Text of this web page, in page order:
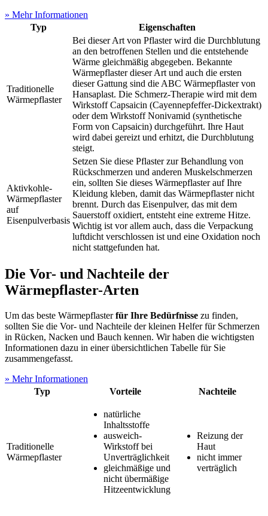
» Mehr Informationen
Typ
Eigenschaften
Traditionelle
Wärmepflaster
Bei dieser Art von Pflaster wird die Durchblutung
an den betroffenen Stellen und die entstehende
Wärme gleichmäßig abgegeben. Bekannte
Wärmepflaster dieser Art und auch die ersten
dieser Gattung sind die ABC Wärmepflaster von
Hansaplast. Die Schmerz-Therapie wird mit dem
Wirkstoff Capsaicin (Cayennepfeffer-Dickextrakt)
oder dem Wirkstoff Nonivamid (synthetische
Form von Capsaicin) durchgeführt. Ihre Haut
wird dabei gereizt und erhitzt, die Durchblutung
steigt.
Aktivkohle-
Wärmepflaster
auf
Eisenpulverbasis
Setzen Sie diese Pflaster zur Behandlung von
Rückschmerzen und anderen Muskelschmerzen
ein, sollten Sie dieses Wärmepflaster auf Ihre
Kleidung kleben, damit das Wärmepflaster nicht
brennt. Durch das Eisenpulver, das mit dem
Sauerstoff oxidiert, entsteht eine extreme Hitze.
Wichtig ist vor allem auch, dass die Verpackung
luftdicht verschlossen ist und eine Oxidation noch
nicht stattgefunden hat.
Die Vor- und Nachteile der
Wärmepflaster-Arten
Um das beste Wärmepflasterfür Ihre Bedürfnisse zu finden,
sollten Sie die Vor- und Nachteile der kleinen Helfer für Schmerzen
in Rücken, Nacken und Bauch kennen. Wir haben die wichtigsten
Informationen dazu in einer übersichtlichen Tabelle für Sie
zusammengefasst.
» Mehr Informationen
Typ
Vorteile Nachteile
Traditionelle
Wärmepflaster
natürliche
Inhaltsstoffe
ausweich-
Wirkstoff bei
Unverträglichkeit
gleichmäßige und
nicht übermäßige
Hitzeentwicklung
Reizung der
Haut
nicht immer
verträglich